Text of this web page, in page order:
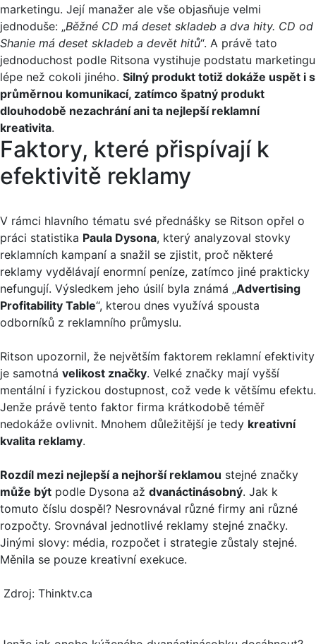
marketingu. Její manažer ale vše objasňuje velmi
jednoduše: „Běžné CD má deset skladeb a dva hity. CD od
Shanie má deset skladeb a devět hitů“. A právě tato
jednoduchost podle Ritsona vystihuje podstatu marketingu
lépe než cokoli jiného. Silný produkt totiž dokáže uspět i s
průměrnou komunikací, zatímco špatný produkt
dlouhodobě nezachrání ani ta nejlepší reklamní
kreativita.
Faktory, které přispívají k
efektivitě reklamy
V rámci hlavního tématu své přednášky se Ritson opřel o
práci statistika Paula Dysona, který analyzoval stovky
reklamních kampaní a snažil se zjistit, proč některé
reklamy vydělávají enormní peníze, zatímco jiné prakticky
nefungují. Výsledkem jeho úsilí byla známá „Advertising
Profitability Table“, kterou dnes využívá spousta
odborníků z reklamního průmyslu.
Ritson upozornil, že největším faktorem reklamní efektivity
je samotná velikost značky. Velké značky mají vyšší
mentální i fyzickou dostupnost, což vede k většímu efektu.
Jenže právě tento faktor firma krátkodobě téměř
nedokáže ovlivnit. Mnohem důležitější je tedy kreativní
kvalita reklamy.
Rozdíl mezi nejlepší a nejhorší reklamou stejné značky
může být podle Dysona až dvanáctinásobný. Jak k
tomuto číslu dospěl? Nesrovnával různé firmy ani různé
rozpočty. Srovnával jednotlivé reklamy stejné značky.
Jinými slovy: média, rozpočet i strategie zůstaly stejné.
Měnila se pouze kreativní exekuce.
Zdroj: Thinktv.ca